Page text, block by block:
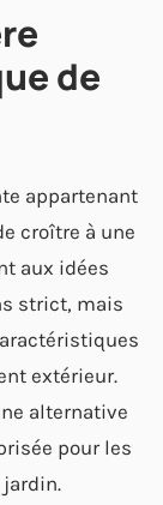
de
appartenant
croître à une
aux idées
strict, mais
extérieur.
alternative
pour les